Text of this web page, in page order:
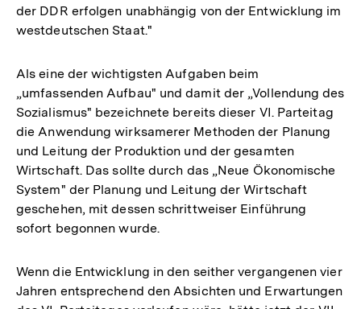
der DDR erfolgen unabhängig von der Entwicklung im
westdeutschen Staat."
Als eine der wichtigsten Aufgaben beim
„umfassenden Aufbau" und damit der „Vollendung des
Sozialismus" bezeichnete bereits dieser VI. Parteitag
die Anwendung wirksamerer Methoden der Planung
und Leitung der Produktion und der gesamten
Wirtschaft. Das sollte durch das „Neue Ökonomische
System" der Planung und Leitung der Wirtschaft
geschehen, mit dessen schrittweiser Einführung
sofort begonnen wurde.
Wenn die Entwicklung in den seither vergangenen vier
Jahren entsprechend den Absichten und Erwartungen